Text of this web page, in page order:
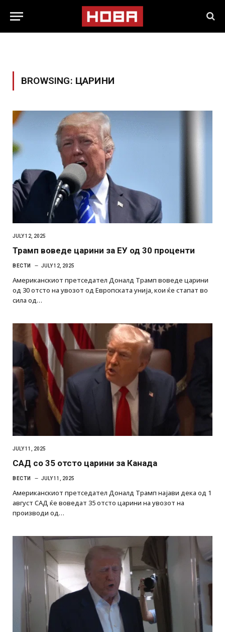
BROWSING: ЦАРИНИ
JULY 12, 2025
Трамп воведе царини за ЕУ од 30 проценти
ВЕСТИ JULY 12, 2025
Американскиот претседател Доналд Трамп воведе царини
од 30 отсто на увозот од Европската унија, кои ќе стапат во
сила од…
JULY 11, 2025
САД со 35 отсто царини за Канада
ВЕСТИ JULY 11, 2025
Американскиот претседател Доналд Трамп најави дека од 1
август САД ќе воведат 35 отсто царини на увозот на
производи од…